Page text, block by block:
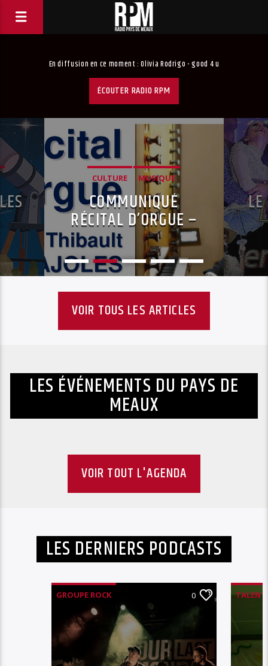
En diffusion en ce moment :Olivia Rodrigo - good 4 u
ÉCOUTER RADIO RPM
–
SPECTACLE,
LE CINÉMA EN FOLIE
EN MEAUX
VOIR TOUS LES ARTICLES
LES ÉVÉNEMENTS DU PAYS DE
MEAUX
VOIR TOUT L'AGENDA
LES DERNIERS PODCASTS
GROUPE ROCK
TALENTS RPM - PAR
MYLENE D
0